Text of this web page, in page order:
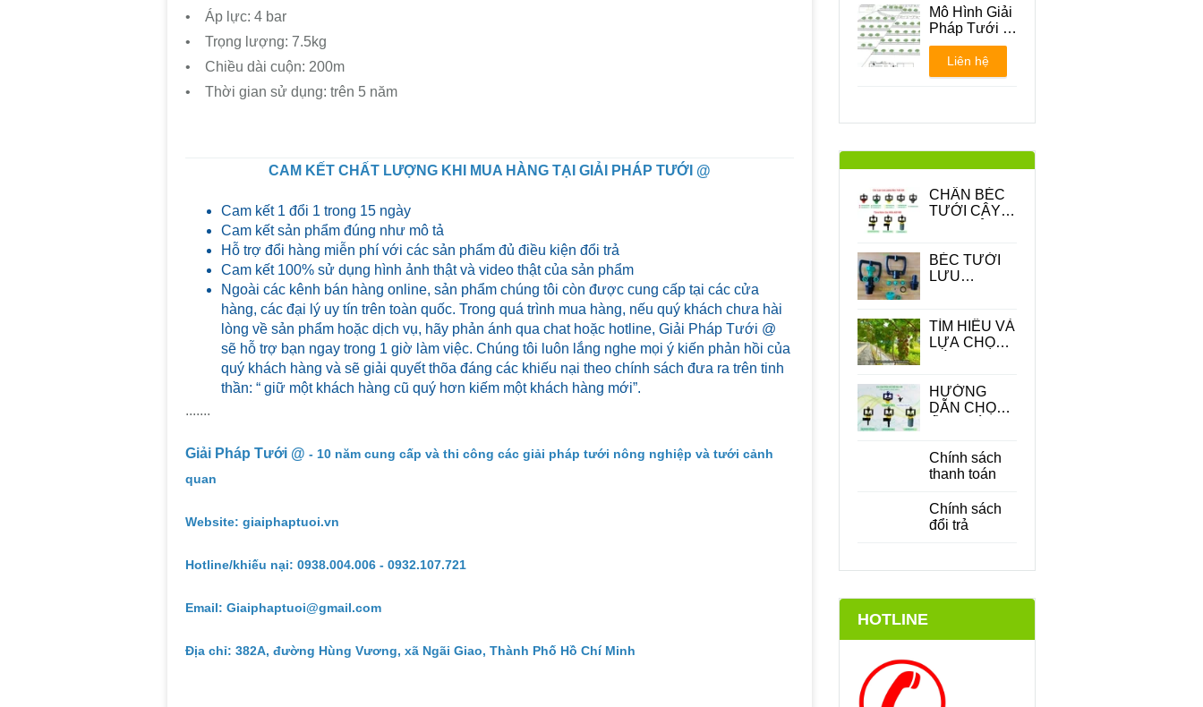
• Áp lực: 4 bar
• Trọng lượng: 7.5kg
• Chiều dài cuộn: 200m
• Thời gian sử dụng: trên 5 năm
CAM KẾT CHẤT LƯỢNG KHI MUA HÀNG TẠI GIẢI PHÁP TƯỚI @
Cam kết 1 đổi 1 trong 15 ngày
Cam kết sản phẩm đúng như mô tả
Hỗ trợ đổi hàng miễn phí với các sản phẩm đủ điều kiện đổi trả
Cam kết 100% sử dụng hình ảnh thật và video thật của sản phẩm
Ngoài các kênh bán hàng online, sản phẩm chúng tôi còn được cung cấp tại các cửa
hàng, các đại lý uy tín trên toàn quốc. Trong quá trình mua hàng, nếu quý khách chưa hài
lòng về sản phẩm hoặc dịch vụ, hãy phản ánh qua chat hoặc hotline, Giải Pháp Tưới @
sẽ hỗ trợ bạn ngay trong 1 giờ làm việc. Chúng tôi luôn lắng nghe mọi ý kiến phản hồi của
quý khách hàng và sẽ giải quyết thõa đáng các khiếu nại theo chính sách đưa ra trên tinh
thần: “ giữ một khách hàng cũ quý hơn kiếm một khách hàng mới”.
.......
Giải Pháp Tưới @ - 10 năm cung cấp và thi công các giải pháp tưới nông nghiệp và tưới cảnh
quan
Website: giaiphaptuoi.vn
Hotline/khiếu nại: 0938.004.006 - 0932.107.721
Email: Giaiphaptuoi@gmail.com
Địa chỉ: 382A, đường Hùng Vương, xã Ngãi Giao, Thành Phố Hồ Chí Minh
Mô Hình Giải
Pháp Tưới -
Phương án 2
Liên hệ
CHÂN BÉC
TƯỚI CÂY -
TRONG
TRONG HỆ
BÉC TƯỚI
LƯU
TÌM HIỂU VÀ
LỰA CHỌN
CÂY ĂN
QUẢ PHÙ
HƯỚNG
DẪN CHỌN
TƯỚI CÂY
PHÙ HỢP
KIỆM CHI
PHÍ
Chính sách
thanh toán
Chính sách
đổi trả
HOTLINE